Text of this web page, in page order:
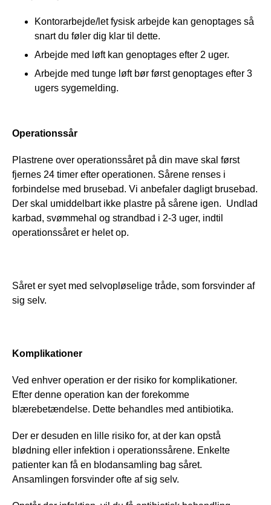
Kontorarbejde/let fysisk arbejde kan genoptages så
snart du føler dig klar til dette.
Arbejde med løft kan genoptages efter 2 uger.
Arbejde med tunge løft bør først genoptages efter 3
ugers sygemelding.
Operationssår
Plastrene over operationssåret på din mave skal først
fjernes 24 timer efter operationen. Sårene renses i
forbindelse med brusebad. Vi anbefaler dagligt brusebad.
Der skal umiddelbart ikke plastre på sårene igen.  Undlad
karbad, svømmehal og strandbad i 2-3 uger, indtil
operationssåret er helet op.
Såret er syet med selvopløselige tråde, som forsvinder af
sig selv.
Komplikationer
Ved enhver operation er der risiko for komplikationer.
Efter denne operation kan der forekomme
blærebetændelse. Dette behandles med antibiotika.
Der er desuden en lille risiko for, at der kan opstå
blødning eller infektion i operationssårene. Enkelte
patienter kan få en blodansamling bag såret.
Ansamlingen forsvinder ofte af sig selv.